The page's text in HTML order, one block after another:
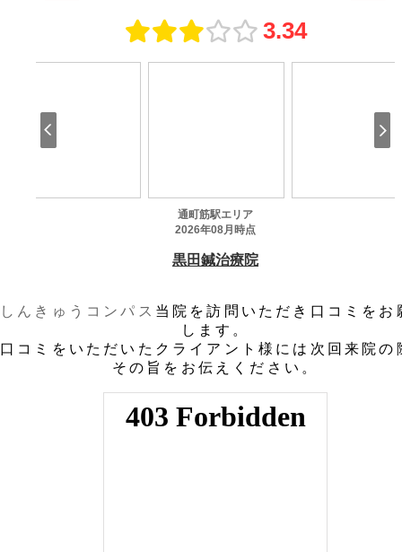
しんきゅうコンパス 当院を訪問いただき口コミをお
します。
口コミをいただいたクライアント様には次回来院の
その旨をお伝えください。